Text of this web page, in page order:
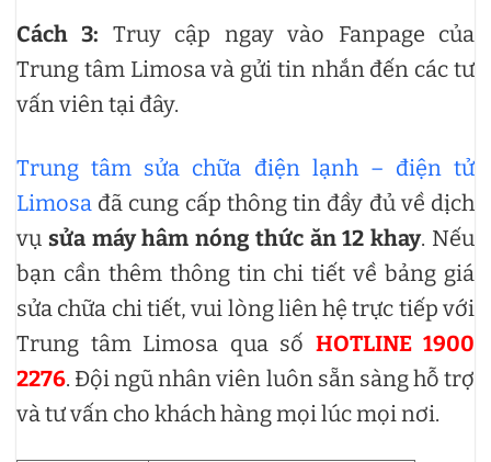
Cách 3: Truy cập ngay vào Fanpage của
Trung tâm Limosa và gửi tin nhắn đến các tư
vấn viên tại đây.
Trung tâm sửa chữa điện lạnh – điện tử
Limosa đã cung cấp thông tin đầy đủ về dịch
vụ sửa máy hâm nóng thức ăn 12 khay. Nếu
bạn cần thêm thông tin chi tiết về bảng giá
sửa chữa chi tiết, vui lòng liên hệ trực tiếp với
Trung tâm Limosa qua số HOTLINE 1900
2276. Đội ngũ nhân viên luôn sẵn sàng hỗ trợ
và tư vấn cho khách hàng mọi lúc mọi nơi.